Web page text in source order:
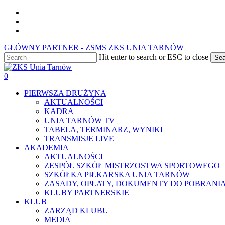
Skip
main
GŁÓWNY PARTNER - ZSMS ZKS UNIA TARNÓW
Hit enter to search or ESC to close
Close
Search
0
PIERWSZA DRUŻYNA
AKTUALNOŚCI
KADRA
UNIA TARNÓW TV
TABELA, TERMINARZ, WYNIKI
TRANSMISJE LIVE
AKADEMIA
AKTUALNOŚCI
ZESPÓŁ SZKÓŁ MISTRZOSTWA SPORTOWEGO
SZKÓŁKA PIŁKARSKA UNIA TARNÓW
ZASADY, OPŁATY, DOKUMENTY DO POBRANIA
KLUBY PARTNERSKIE
KLUB
ZARZĄD KLUBU
MEDIA